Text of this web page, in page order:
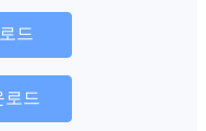
드
로드